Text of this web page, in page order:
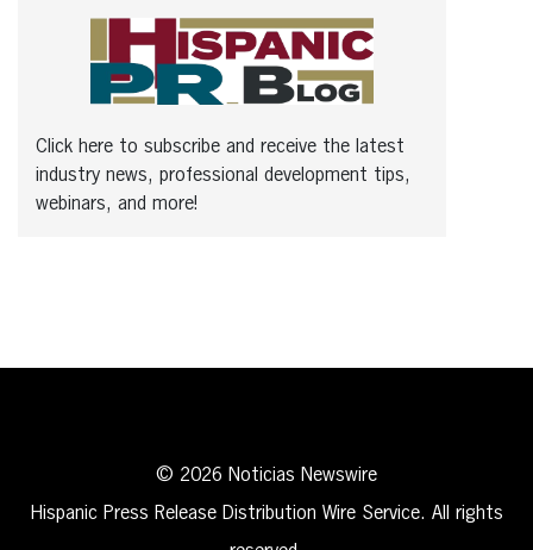
Click here to subscribe and receive the latest
industry news, professional development tips,
webinars, and more!
© 2026 Noticias Newswire
Hispanic Press Release Distribution Wire Service. All rights